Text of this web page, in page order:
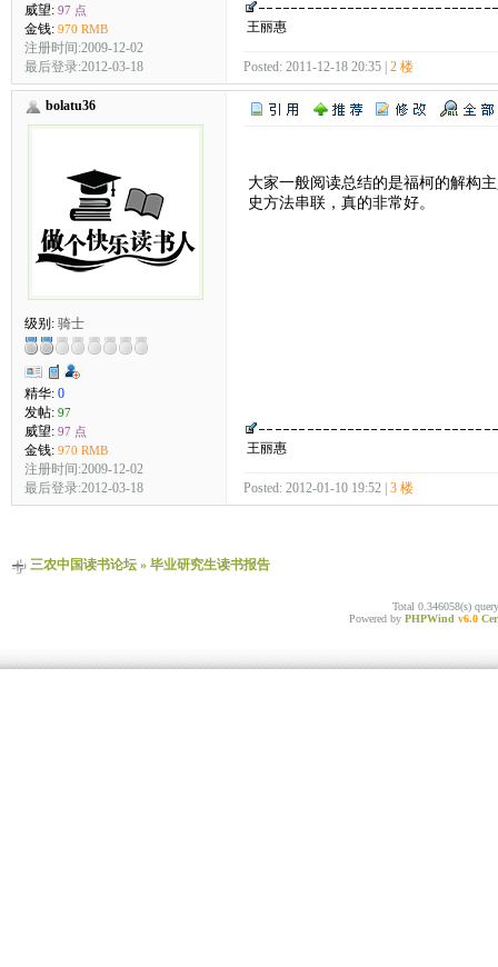
威望: 97 点
金钱: 970 RMB
注册时间:2009-12-02
最后登录:2012-03-18
王丽惠
Posted: 2011-12-18 20:35 | 2 楼
bolatu36
级别: 骑士
精华: 0
发帖: 97
威望: 97 点
金钱: 970 RMB
注册时间:2009-12-02
最后登录:2012-03-18
大家一般阅读总结的是福柯的解构
史方法串联，真的非常好。
王丽惠
Posted: 2012-01-10 19:52 | 3 楼
三农中国读书论坛» 毕业研究生读书报告
Total 0.346058(s)
Powered by PHPWind v6.0